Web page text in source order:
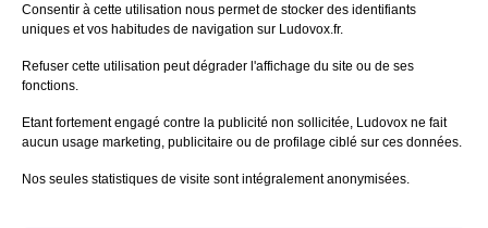
Consentir à cette utilisation nous permet de stocker des identifiants
uniques et vos habitudes de navigation sur Ludovox.fr.
Refuser cette utilisation peut dégrader l'affichage du site ou de ses
fonctions.
Etant fortement engagé contre la publicité non sollicitée, Ludovox ne fait
aucun usage marketing, publicitaire ou de profilage ciblé sur ces données.
Nos seules statistiques de visite sont intégralement anonymisées.
Avis demorlockbob
Sur le jeu Detective Box - Ciao
Publié leil y a 3 jours
80%
Sur le jeu Detective Box - Ciao
Bella